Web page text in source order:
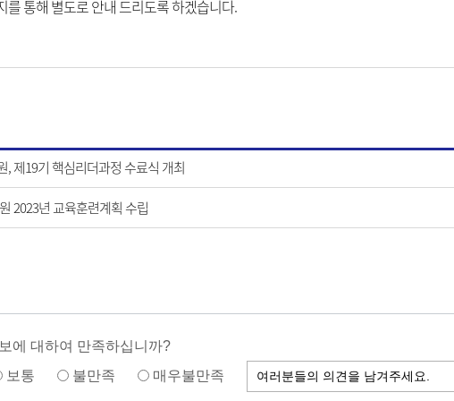
를 통해 별도로 안내 드리도록 하겠습니다.
, 제19기 핵심리더과정 수료식 개최
2023년 교육훈련계획 수립
에 대하여 만족하십니까?
보통 불만족 매우불만족